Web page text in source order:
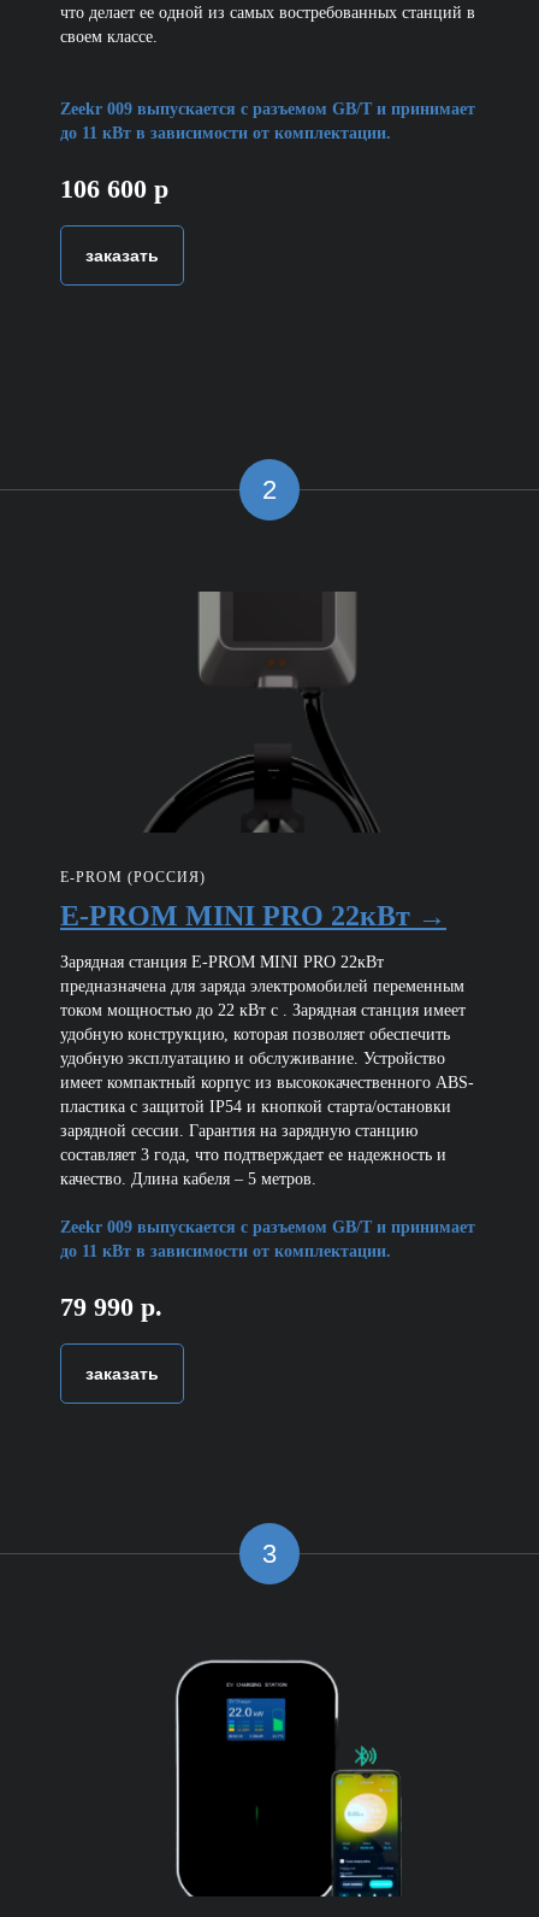
что делает ее одной из самых востребованных станций в
своем классе.
Zeekr 009 выпускается с разъемом GB/T и принимает
до 11 кВт в зависимости от комплектации.
106 600 р
заказать
2
E-PROM (РОССИЯ)
E-PROM MINI PRO 22кВт →
Зарядная станция E-PROM MINI PRO 22кВт
предназначена для заряда электромобилей переменным
током мощностью до 22 кВт с . Зарядная станция имеет
удобную конструкцию, которая позволяет обеспечить
удобную эксплуатацию и обслуживание. Устройство
имеет компактный корпус из высококачественного ABS-
пластика с защитой IP54 и кнопкой старта/остановки
зарядной сессии. Гарантия на зарядную станцию
составляет 3 года, что подтверждает ее надежность и
качество. Длина кабеля – 5 метров.
Zeekr 009 выпускается с разъемом GB/T и принимает
до 11 кВт в зависимости от комплектации.
79 990 р.
заказать
3